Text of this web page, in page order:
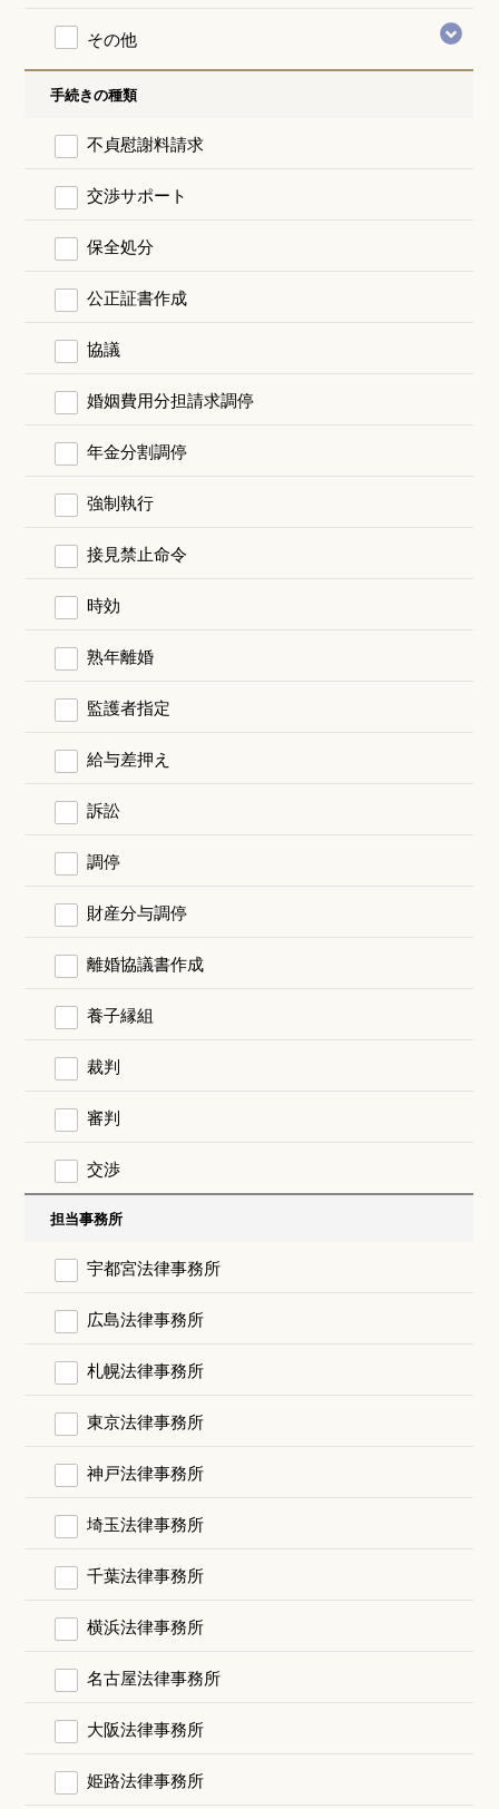
その他
手続きの種類
不貞慰謝料請求
交渉サポート
保全処分
公正証書作成
協議
婚姻費用分担請求調停
年金分割調停
強制執行
接見禁止命令
時効
熟年離婚
監護者指定
給与差押え
訴訟
調停
財産分与調停
離婚協議書作成
養子縁組
裁判
審判
交渉
担当事務所
宇都宮法律事務所
広島法律事務所
札幌法律事務所
東京法律事務所
神戸法律事務所
埼玉法律事務所
千葉法律事務所
横浜法律事務所
名古屋法律事務所
大阪法律事務所
姫路法律事務所